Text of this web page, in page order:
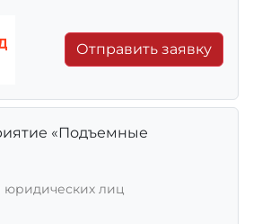
Отправить заявку
«Подъемные
юридических лиц